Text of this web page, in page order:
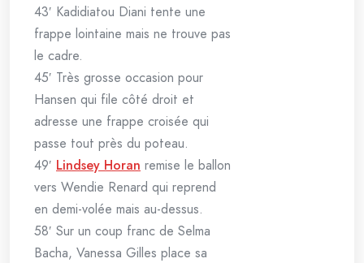
43′ Kadidiatou Diani tente une
frappe lointaine mais ne trouve pas
le cadre.
45′ Très grosse occasion pour
Hansen qui file côté droit et
adresse une frappe croisée qui
passe tout près du poteau.
49′ Lindsey Horan remise le ballon
vers Wendie Renard qui reprend
en demi-volée mais au-dessus.
58′ Sur un coup franc de Selma
Bacha, Vanessa Gilles place sa